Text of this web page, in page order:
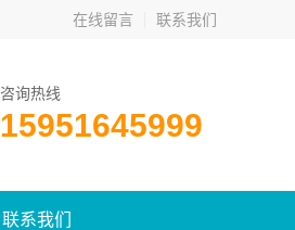
在线留言 联系我们
咨询热线
15951645999
联系我们